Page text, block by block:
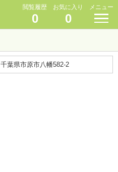
閲覧履歴
0
お気に入り
0
メニュー
千葉県市原市八幡582-2